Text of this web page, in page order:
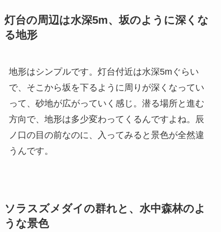
灯台の周辺は水深5m、坂のように深くな
る地形
地形はシンプルです。灯台付近は水深5mぐらい
で、そこから坂を下るように周りが深くなってい
って、砂地が広がっていく感じ。潜る場所と進む
方向で、地形は多少変わってくるんですよね。辰
ノ口の目の前なのに、入ってみると景色が全然違
うんです。
ソラスズメダイの群れと、水中森林のよ
うな景色